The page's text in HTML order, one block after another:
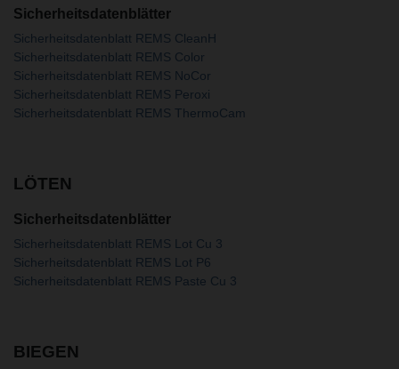
Sicherheitsdatenblätter
Sicherheitsdatenblatt REMS CleanH
Sicherheitsdatenblatt REMS Color
Sicherheitsdatenblatt REMS NoCor
Sicherheitsdatenblatt REMS Peroxi
Sicherheitsdatenblatt REMS ThermoCam
LÖTEN
Sicherheitsdatenblätter
Sicherheitsdatenblatt REMS Lot Cu 3
Sicherheitsdatenblatt REMS Lot P6
Sicherheitsdatenblatt REMS Paste Cu 3
BIEGEN